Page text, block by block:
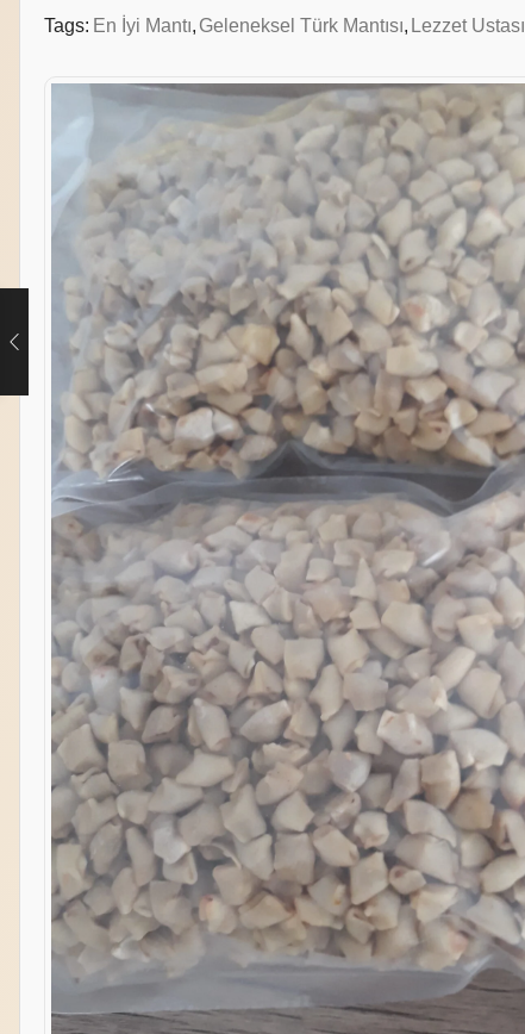
Tags: En İyi Mantı, Geleneksel Türk Mantısı, Lezzet Ustası